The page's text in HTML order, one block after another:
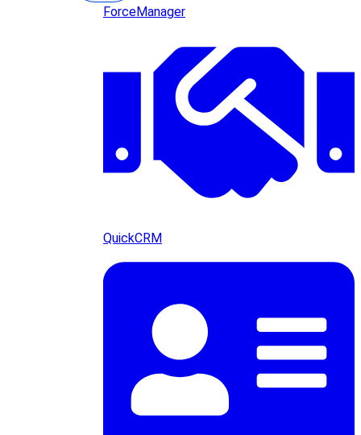
ForceManager
QuickCRM